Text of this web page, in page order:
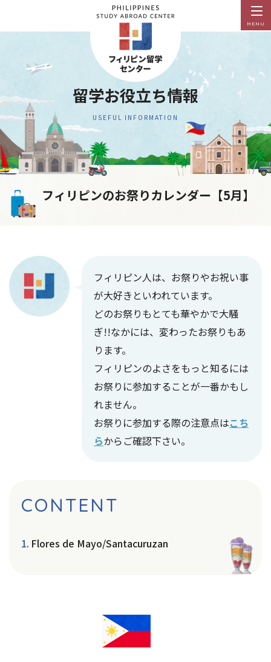
MENU
留学お役立ち情報
USEFUL INFORMATION
フィリピンのお祭りカレンダー【5月】
フィリピン人は、お祭りやお祝い事
が大好きといわれています。
どのお祭りもとても華やかで大騒
ぎ!!なかには、変わったお祭りもあ
ります。
フィリピンのよさをもっと知るには
お祭りに参加することが一番かもし
れません。
お祭りに参加する際の注意点はこち
らからご確認下さい。
CONTENT
Flores de Mayo/Santacuruzan